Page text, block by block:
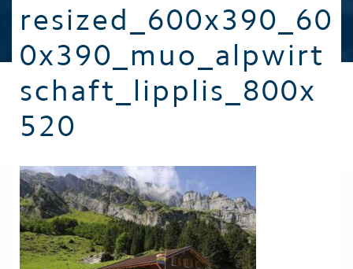
resized_600x390_60
0x390_muo_alpwirt
schaft_lipplis_800x
520